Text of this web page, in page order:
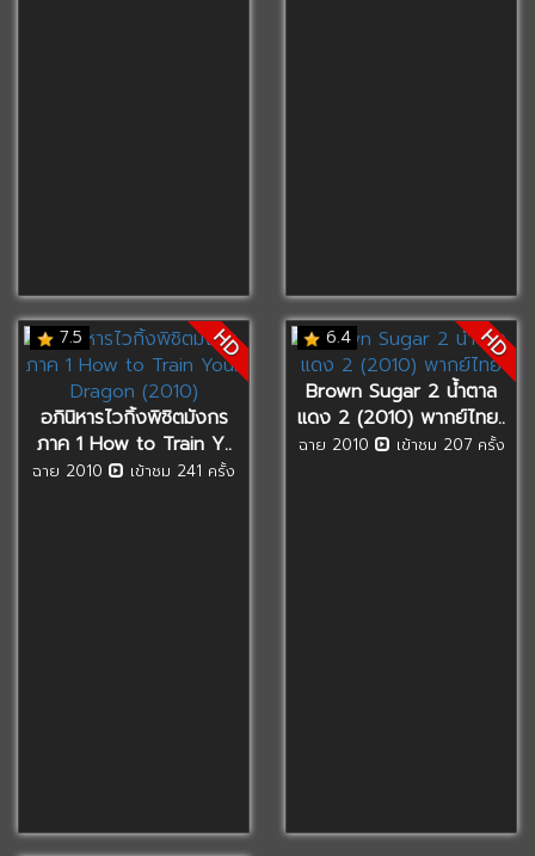
7.5 HD
อภินิหารไวกิ้งพิชิตมังกร
ภาค 1 How to Train Y..
ฉาย 2010 เข้าชม 241 ครั้ง
6.4 HD
Brown Sugar 2 น้ำตาล
แดง 2 (2010) พากย์ไทย..
ฉาย 2010 เข้าชม 207 ครั้ง